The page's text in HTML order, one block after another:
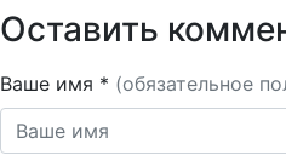
Оставить
Ваше имя * (обязательное